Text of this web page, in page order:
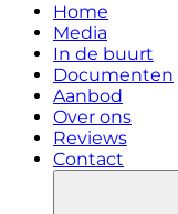
Home
Media
In de buurt
Documenten
Aanbod
Over ons
Reviews
Contact